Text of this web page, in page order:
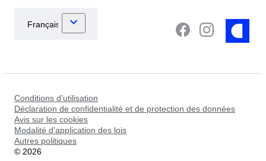
Conditions d’utilisation
Déclaration de confidentialité et de protection des données
Avis sur les cookies
Modalité d'application des lois
Autres politiques
© 2026